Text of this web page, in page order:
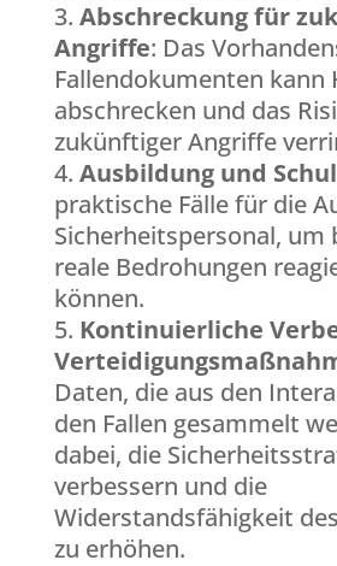
Abschreckung für
Angriffe: Das
Fallendokumenten kann
abschrecken und das
zukünftiger Angriffe
Ausbildung und
praktische Fälle für die
Sicherheitspersonal, um
reale Bedrohungen
können.
Kontinuierliche
Daten, die aus den
den Fallen gesammelt
dabei, die
verbessern und die
Widerstandsfähigkeit
zu erhöhen.